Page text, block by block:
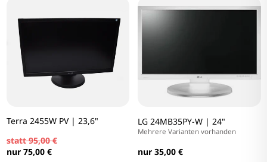
Terra 2455W PV | 23,6"
statt 95,00 €
nur 75,00 €
LG 24MB35PY-W | 24"
Mehrere Varianten vorhanden
nur 35,00 €